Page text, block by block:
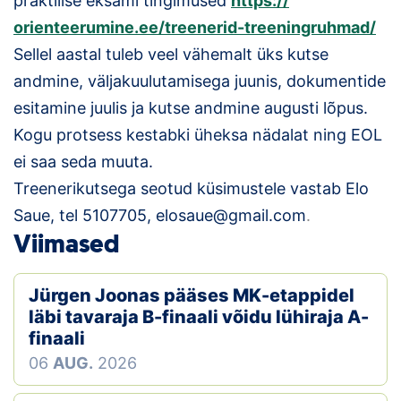
orienteerumine.ee/treenerid-treeningruhmad/
Sellel aastal tuleb veel vähemalt üks kutse
andmine, väljakuulutamisega juunis, dokumentide
esitamine juulis ja kutse andmine augusti lõpus.
Kogu protsess kestabki üheksa nädalat ning EOL
ei saa seda muuta.
Treenerikutsega seotud küsimustele vastab Elo
Saue, tel 5107705, elosaue@gmail.com.
Viimased
Jürgen Joonas pääses MK-etappidel
läbi tavaraja B-finaali võidu lühiraja A-
finaali
06 AUG. 2026